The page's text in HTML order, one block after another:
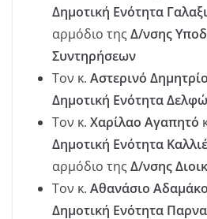
Δημοτική Ενότητα
αρμόδιο της Δ/νσης
Συντηρήσεων
Τον κ. Αστερινό
Δημοτική Ενότητα
Τον κ. Χαρίλαο Αγαπητό
Δημοτική Ενότητα
αρμόδιο της Δ/νσης
Τον κ. Αθανάσιο Αδαμάκο
Δημοτική Ενότητα